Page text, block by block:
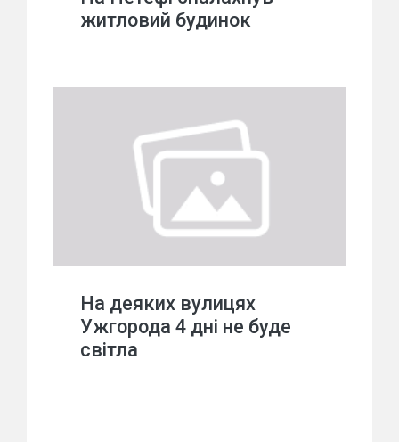
житловий будинок
На деяких вулицях
Ужгорода 4 дні не буде
світла